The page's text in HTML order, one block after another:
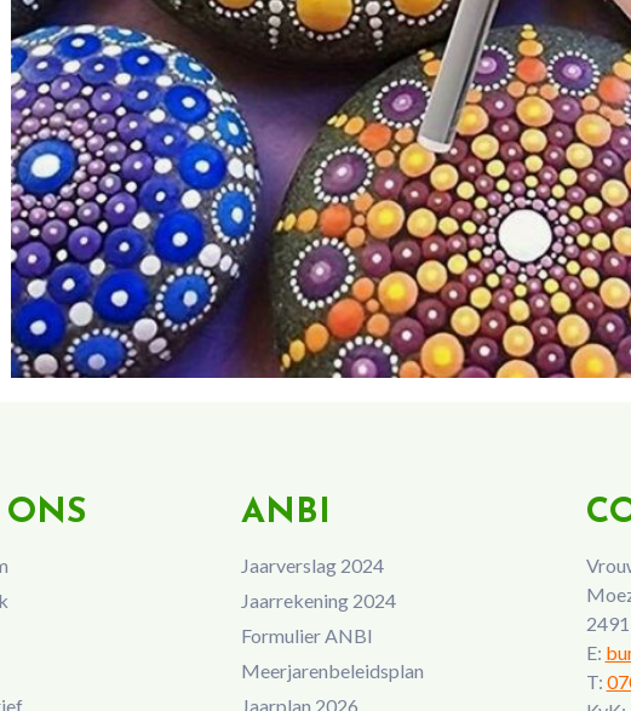
ANBI
Jaarverslag 2024
Jaarrekening 2024
Formulier ANBI
Meerjarenbeleidsplan
Jaarplan 2026
E:
T: